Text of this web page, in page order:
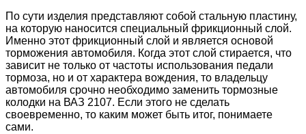
По сути изделия представляют собой стальную пластину,
на которую наносится специальный фрикционный слой.
Именно этот фрикционный слой и является основой
торможения автомобиля. Когда этот слой стирается, что
зависит не только от частоты использования педали
тормоза, но и от характера вождения, то владельцу
автомобиля срочно необходимо заменить тормозные
колодки на ВАЗ 2107. Если этого не сделать
своевременно, то каким может быть итог, понимаете
сами.